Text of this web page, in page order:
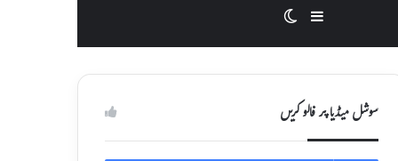
Sidebar
سوشل میڈیا پر فالو کریں